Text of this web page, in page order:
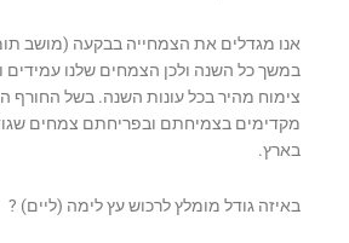
אנו מגדלים את הצמחייה בבקעה (מושב
במשך כל השנה ולכן הצמחים שלנו עמידים
צימוח מהיר בכל עונות השנה. בשל החורף
מקדימים בצמיחתם ובפריחתם צמחים
בארץ.
באיזה גודל מומלץ לרכוש עץ לימה (ליים) ?